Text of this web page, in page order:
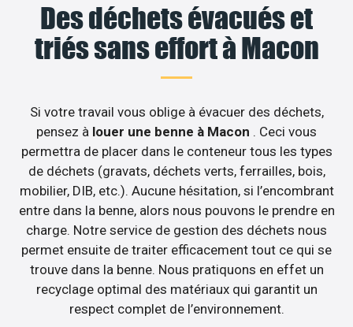
Des déchets évacués et
triés sans effort à Macon
Si votre travail vous oblige à évacuer des déchets,
pensez à louer une benne à Macon . Ceci vous
permettra de placer dans le conteneur tous les types
de déchets (gravats, déchets verts, ferrailles, bois,
mobilier, DIB, etc.). Aucune hésitation, si l’encombrant
entre dans la benne, alors nous pouvons le prendre en
charge. Notre service de gestion des déchets nous
permet ensuite de traiter efficacement tout ce qui se
trouve dans la benne. Nous pratiquons en effet un
recyclage optimal des matériaux qui garantit un
respect complet de l’environnement.